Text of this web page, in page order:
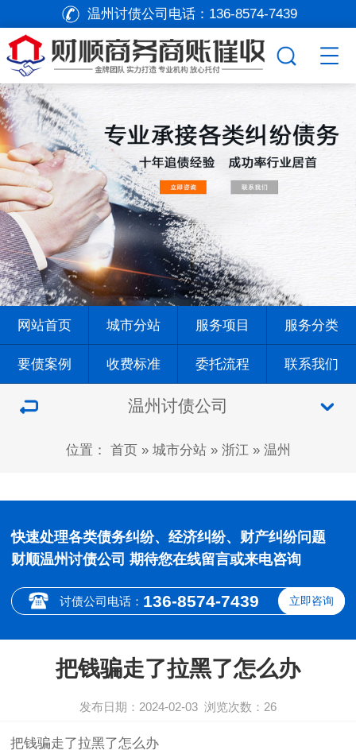
温州讨债公司电话： 136-8574-7439
网站首页 城市分站 服务项目 服务分类
要债案例 收费标准 委托流程 联系我们
温州讨债公司
位置： 首页» 城市分站» 浙江» 温州
快速处理各类债务纠纷、经济纠纷、财产纠纷问题
财顺温州讨债公司 期待您在线留言或来电咨询
讨债公司电话： 136-8574-7439 立即咨询
把钱骗走了拉黑了怎么办
发布日期：2024-02-03 浏览次数： 26
把钱骗走了拉黑了怎么办